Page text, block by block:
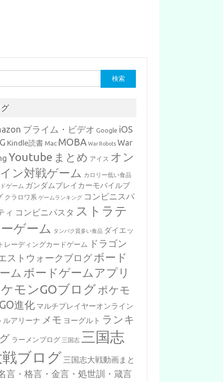
グ
プライム・ビデオ Google iOS
Kindle読書 Mac MOBA War Robots War
Youtube まとめ アイス オン
ン対戦ゲーム カロリー低い食品
ゲーム ガンダムブレイカーモバイルブ
クラロワ系 ゲームランキング コンビニスパ
ィ コンビニパスタ ストラテ
ゲーム
タンパク質多い食品 ダイエッ
トレーディングカードゲーム
ドラゴン
ストウォークブログボード
ム ボードゲームアプリ
モンGOブログポケモ
進化 マルチプレイヤーオンライン
ルアリーナ メモ ヨーグルト ランキ
ラーメンブログ 三国志 三国志
戦ブログ 三国志大戦動画まと
言・格言・金言・処世訓・箴言